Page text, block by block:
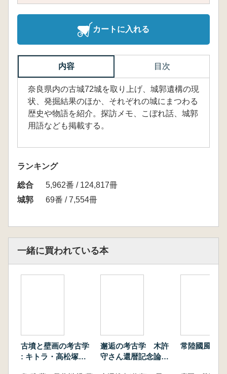
カートに入れる
内容 目次
奈良県内の古城72城を取り上げ、城郭遺構の現
状、発掘結果のほか、それぞれの城にまつわる
歴史や物語を紹介。探訪メモ、こぼれ話、城郭
用語なども掲載する。
ランキング
総合
5,962番 / 124,817冊
城郭
69番 / 7,554冊
一緒に買われている本
古墳と壁画の考古学
: キトラ・高松塚古
邂逅の考古学 木許
守さん還暦記念論文
常陸國風土